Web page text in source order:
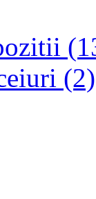
(2)